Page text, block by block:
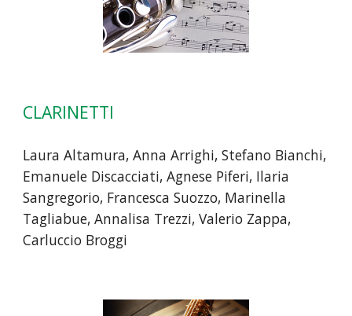
CLARINETTI
Laura Altamura,Anna Arrighi,Stefano Bianchi,
Emanuele Discacciati, Agnese Piferi, Ilaria
Sangregorio, Francesca Suozzo, Marinella
Tagliabue, Annalisa Trezzi, Valerio Zappa,
Carluccio Broggi